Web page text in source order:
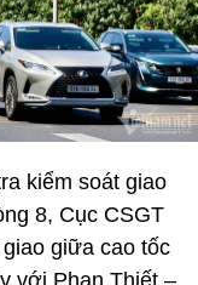
kiểm soát giao
8, Cục CSGT
giữa cao tốc
với Phan Thiết –